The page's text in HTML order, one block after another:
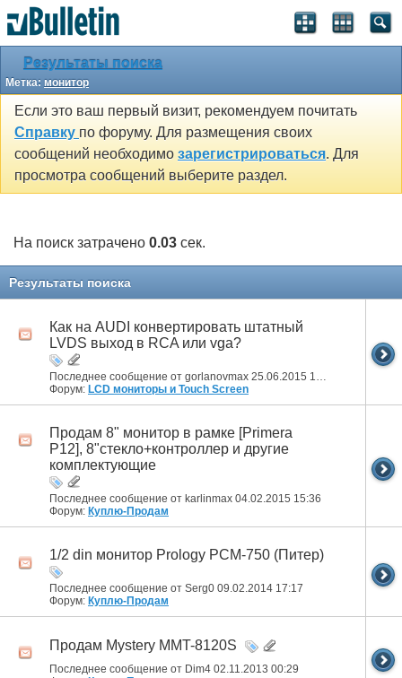
Результаты поиска
Метка: монитор
Если это ваш первый визит, рекомендуем почитать
Справку по форуму. Для размещения своих
сообщений необходимо зарегистрироваться. Для
просмотра сообщений выберите раздел.
На поиск затрачено 0.03 сек.
Результаты поиска
Как на AUDI конвертировать штатный
LVDS выход в RCA или vga?
Последнее сообщение от gorlanovmax 25.06.2015 18:16
Форум: LCD мониторы и Touch Screen
Продам 8" монитор в рамке [Primera
P12], 8"стекло+контроллер и другие
комплектующие
Последнее сообщение от karlinmax 04.02.2015 15:36
Форум: Куплю-Продам
1/2 din монитор Prology PCM-750 (Питер)
Последнее сообщение от Serg0 09.02.2014 17:17
Форум: Куплю-Продам
Продам Mystery MMT-8120S
Последнее сообщение от Dim4 02.11.2013 00:29